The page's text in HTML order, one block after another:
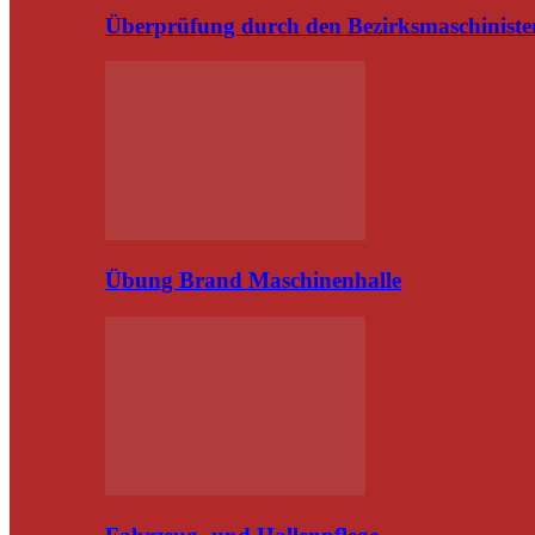
Überprüfung durch den
Übung Brand Maschinenhalle